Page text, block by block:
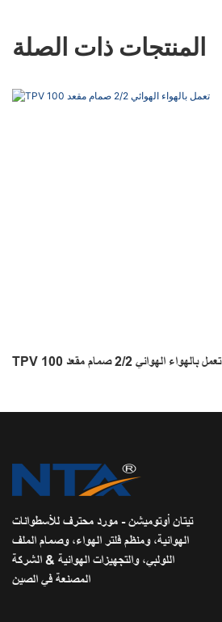
المنتجات ذات الصلة
TPV 100 تعمل بالهواء الهوائي 2/2 صمام مقعد
تيتان أوتوميشن - مورد محترف للأسطوانات
الهوائية، ومنظم فلتر الهواء، وصمام الملف
اللولبي، والتجهيزات الهوائية & الشركة
المصنعة في الصين